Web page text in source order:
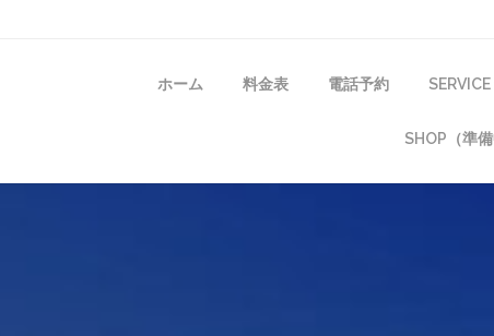
ホーム 料金表 電話予約 SERVICE
SHOP（準備